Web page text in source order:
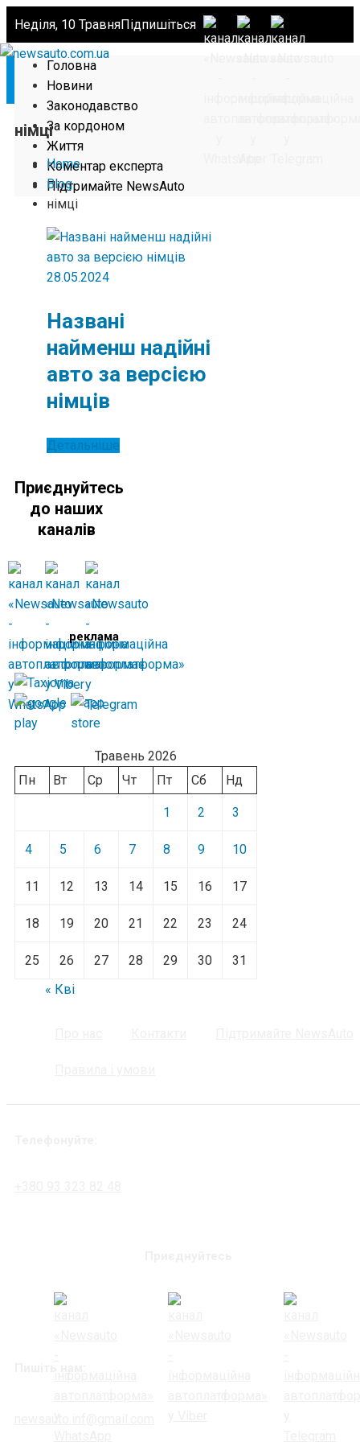
Неділя, 10 ТравняПідпишіться
Головна
Новини
Законодавство
За кордоном
Життя
Коментар експерта
Підтримайте NewsAuto
німці
Home
Blog
німці
28.05.2024
Названі
найменш надійні
авто за версією
німців
Детальніше
Приєднуйтесь
до наших
каналів
реклама
Травень 2026
Пн
Вт Ср Чт Пт Сб Нд
1 2 3
4 5 6 7 8 9 10
11 12 13 14 15 16 17
18 19 20 21 22 23 24
25 26 27 28 29 30
31
« Кві